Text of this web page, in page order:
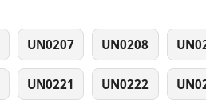
UN0207 UN0208
UN0221 UN0222